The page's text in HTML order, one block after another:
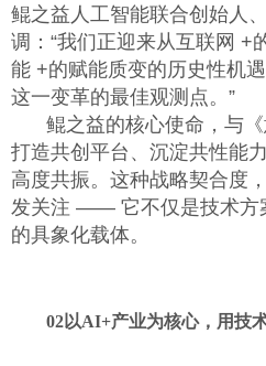
鲲之益人工智能联合创始人、
调：“我们正迎来从互联网 +
能 +的赋能质变的历史性机
这一变革的最佳观测点。”
鲲之益的核心使命，与《
打造共创平台、沉淀共性能
高度共振。这种战略契合度
发关注 —— 它不仅是技术方
的具象化载体。
02以AI+产业为核心，用技